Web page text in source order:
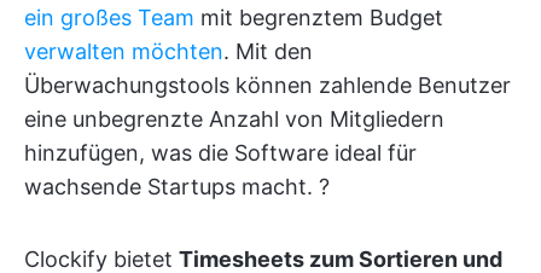
ein großes Team mit begrenztem Budget
verwalten möchten. Mit den
Überwachungstools können zahlende Benutzer
eine unbegrenzte Anzahl von Mitgliedern
hinzufügen, was die Software ideal für
wachsende Startups macht. ?
Clockify bietet Timesheets zum Sortieren und